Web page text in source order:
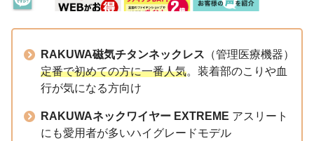
RAKUWA磁気チタンネックレス （管理医療機器）
定番で初めての方に一番人気。装着部のこりや血
行が気になる方向け
RAKUWAネックワイヤー EXTREME アスリート
にも愛用者が多いハイグレードモデル